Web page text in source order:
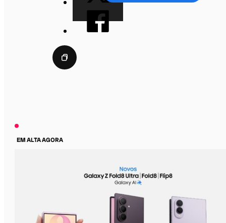
EM ALTA AGORA